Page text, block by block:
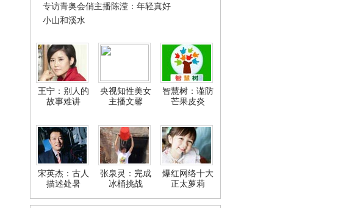
专访青奥会俏主播陈滢：年轻真好
小山和溪水
王宁：别人的
故事难讲
央视知性美女
主播文馨
智慧树：谨防
芒果皮炎
宋英杰：古人
描述处暑
张泉灵：完成
冰桶挑战
爆红网络十大
正太萝莉